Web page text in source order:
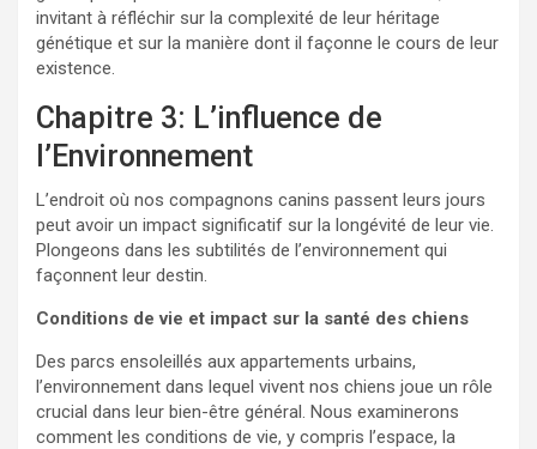
invitant à réfléchir sur la complexité de leur héritage
génétique et sur la manière dont il façonne le cours de leur
existence.
Chapitre 3: L’influence de
l’Environnement
L’endroit où nos compagnons canins passent leurs jours
peut avoir un impact significatif sur la longévité de leur vie.
Plongeons dans les subtilités de l’environnement qui
façonnent leur destin.
Conditions de vie et impact sur la santé des chiens
Des parcs ensoleillés aux appartements urbains,
l’environnement dans lequel vivent nos chiens joue un rôle
crucial dans leur bien-être général. Nous examinerons
comment les conditions de vie, y compris l’espace, la